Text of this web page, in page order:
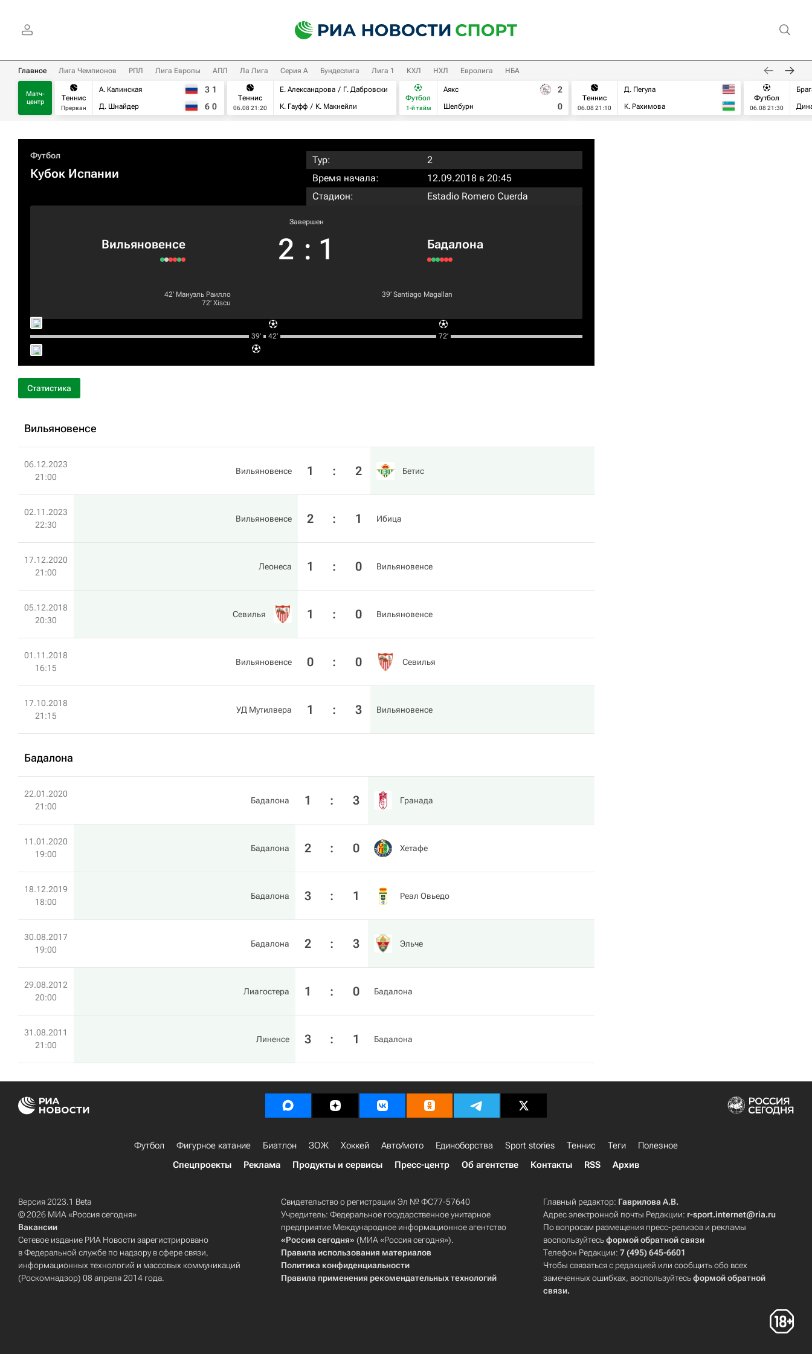
Главное Лига Чемпионов РПЛ Лига Европы АПЛ Ла Лига Серия А Бундеслига Лига 1 КХЛ НХЛ Евролига НБА
Матч-
центр
Теннис
Прерван
А. Калинская
Д. Шнайдер
3 1
6 0
Теннис
06.08 21:20
Е. Александрова
Г. Дабровски
К. Гауфф
К. Макнейли
Футбол
1-й тайм
Аякс
Шелбурн
2
0
Теннис
06.08 21:10
Д. Пегула
К. Рахимова
Футбол
06.08 21:30
Футбол
Кубок Испании
Тур:
2
Время начала:
12.09.2018 в 20:45
Стадион:
Estadio Romero Cuerda
Вильяновенсе
Завершен
2 : 1 Бадалона
42‎’‎ Мануэль Раилло
72‎’‎ Xiscu
39‎’‎ Santiago Magallan
39‎’‎ 42‎’‎ 72‎’‎
Статистика
Вильяновенсе
06.12.2023
21:00
Вильяновенсе 1 : 2 Бетис
02.11.2023
22:30
Вильяновенсе 2 : 1 Ибица
17.12.2020
21:00
Леонеса 1 : 0 Вильяновенсе
05.12.2018
20:30
Севилья 1 : 0 Вильяновенсе
01.11.2018
16:15
Вильяновенсе 0 : 0 Севилья
17.10.2018
21:15
УД Мутилвера 1 : 3 Вильяновенсе
Бадалона
22.01.2020
21:00
Бадалона 1 : 3 Гранада
11.01.2020
19:00
Бадалона 2 : 0 Хетафе
18.12.2019
18:00
Бадалона 3 : 1 Реал Овьедо
30.08.2017
19:00
Бадалона 2 : 3 Эльче
29.08.2012
20:00
Лиагостера 1 : 0 Бадалона
31.08.2011
21:00
Линенсе 3 : 1 Бадалона
Футбол Фигурное катание Биатлон ЗОЖ Хоккей Авто/мото Единоборства Sport stories Теннис Теги
Полезное
Спецпроекты
Реклама Продукты и сервисы Пресс-центр Об агентстве Контакты RSS Архив
Версия 2023.1 Beta
© 2026 МИА «Россия сегодня»
Вакансии
Сетевое издание РИА Новости зарегистрировано
в Федеральной службе по надзору в сфере связи,
информационных технологий и массовых коммуникаций
(Роскомнадзор) 08 апреля 2014 года.
Свидетельство о регистрации Эл № ФС77-57640
Учредитель: Федеральное государственное унитарное
предприятие Международное информационное агентство
«Россия сегодня» (МИА «Россия сегодня»).
Правила использования материалов
Политика конфиденциальности
Правила применения рекомендательных технологий
Главный редактор: Гаврилова А.В.
Адрес электронной почты Редакции: r-sport.internet@ria.ru
По вопросам размещения пресс-релизов и рекламы
воспользуйтесьформой обратной связи
Телефон Редакции:7 (495) 645-6601
Чтобы связаться с редакцией или сообщить обо всех
замеченных ошибках, воспользуйтесьформой обратной
связи.